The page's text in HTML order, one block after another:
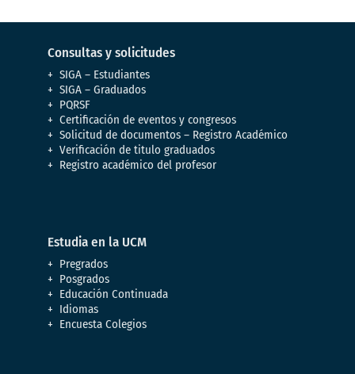
Consultas y solicitudes
SIGA – Estudiantes
SIGA – Graduados
PQRSF
Certificación de eventos y congresos
Solicitud de documentos – Registro Académico
Verificación de titulo graduados
Registro académico del profesor
Estudia en la UCM
Pregrados
Posgrados
Educación Continuada
Idiomas
Encuesta Colegios